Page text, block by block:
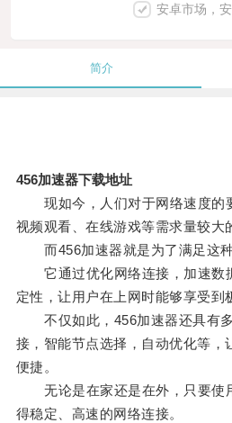
安卓市场，
简介
456加速器下载地址
现如今，人们对于网络速度的
视频观看、在线游戏等需求量较大
而456加速器就是为了满足这种
它通过优化网络连接，加速数
定性，让用户在上网时能够享受到
不仅如此，456加速器还具有多
接，智能节点选择，自动优化等，
便捷。
无论是在家还是在外，只要使
得稳定、高速的网络连接。